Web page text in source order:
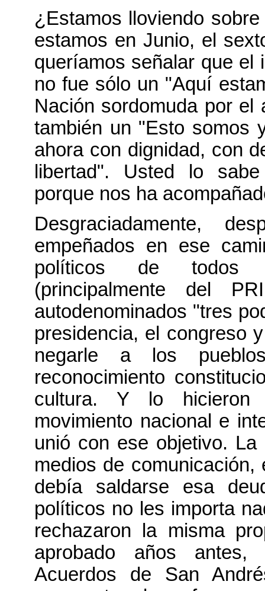
¿Estamos lloviendo
estamos en Junio, el
queríamos señalar que el
no fue sólo un "Aquí
Nación sordomuda por el
también un "Esto somos
ahora con dignidad, con
libertad". Usted lo
porque nos ha
Desgraciadamente,
empeñados en ese
políticos de todos
(principalmente del
autodenominados "tres
presidencia, el congreso
negarle a los
reconocimiento
cultura. Y lo hicieron
movimiento nacional e
unió con ese objetivo.
medios de
debía saldarse esa
políticos no les importa
rechazaron la misma
aprobado años
Acuerdos de San